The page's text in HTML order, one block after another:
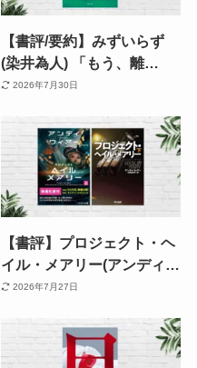
【書評/要約】みずいらず
(染井為人) 「もう、離
婚！」となる前に読みた
と関係修繕を描く連作短編
2026年7月30日
【書評】プロジェクト・ヘ
イル・メアリー(アンディ・
ウィアー) | ネタバレありあ
と評される理由とは？
2026年7月27日